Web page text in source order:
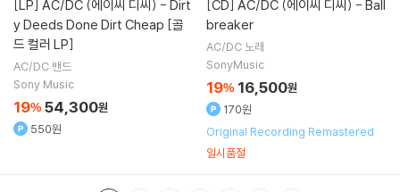
[LP] AC/DC (에이씨 디씨) - Dirt
y Deeds Done Dirt Cheap [골
드 컬러 LP]
AC/DC 밴드
Sony Music
19% 54,300원
550원
[CD] AC/DC (에이씨 디씨) - Ball
breaker
AC/DC 노래
SonyMusic
19% 16,500원
170원
Original Recording Remastered
일시품절